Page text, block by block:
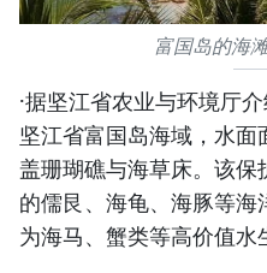
富国岛的海
·据坚江省农业与环境厅
坚江省富国岛海域，水
盖珊瑚礁与海草床。该
的儒艮、海龟、海豚等
为海马、蟹类等高价值水